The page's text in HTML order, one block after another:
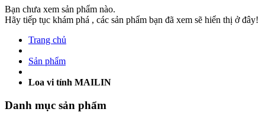
Bạn chưa xem sản phẩm nào.
Hãy tiếp tục khám phá , các sản phẩm bạn đã xem sẽ hiển thị ở đây!
Trang chủ
Sản phẩm
Loa vi tính MAILIN
Danh mục sản phẩm